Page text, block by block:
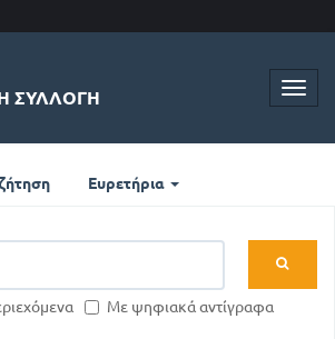
ΣΥΛΛΟΓΉ
Ευρετήρια
Με ψηφιακά αντίγραφα